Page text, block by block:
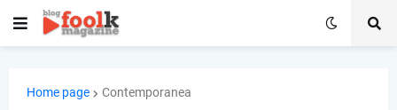
Home page Contemporanea